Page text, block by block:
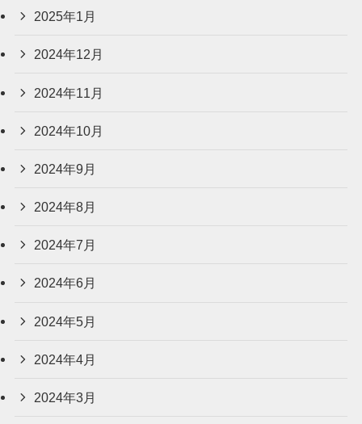
2025年1月
2024年12月
2024年11月
2024年10月
2024年9月
2024年8月
2024年7月
2024年6月
2024年5月
2024年4月
2024年3月